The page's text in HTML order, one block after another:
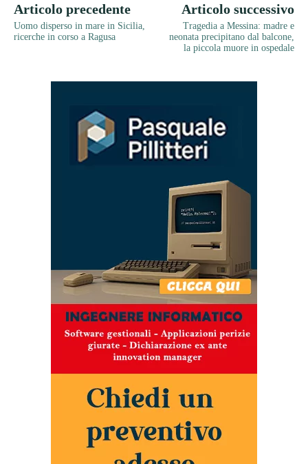
Articolo precedente
Uomo disperso in mare in Sicilia,
ricerche in corso a Ragusa
Articolo successivo
Tragedia a Messina: madre e
neonata precipitano dal balcone,
la piccola muore in ospedale